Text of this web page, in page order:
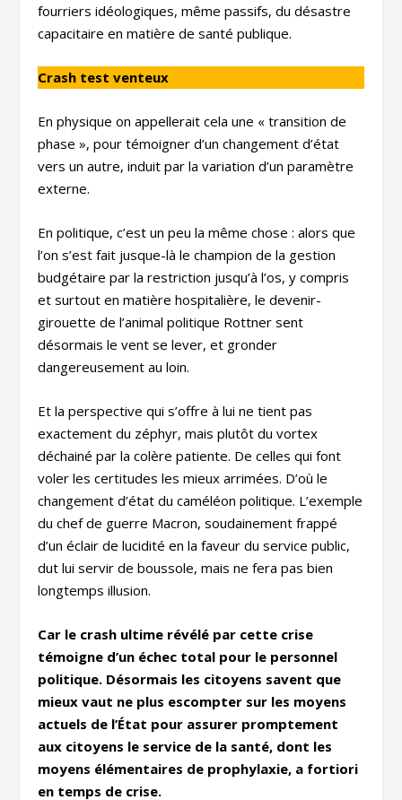
fourriers idéologiques, même passifs, du désastre
capacitaire en matière de santé publique.
Crash test venteux
En physique on appellerait cela une « transition de
phase », pour témoigner d’un changement d’état
vers un autre, induit par la variation d’un paramètre
externe.
En politique, c’est un peu la même chose : alors que
l’on s’est fait jusque-là le champion de la gestion
budgétaire par la restriction jusqu’à l’os, y compris
et surtout en matière hospitalière, le devenir-
girouette de l’animal politique Rottner sent
désormais le vent se lever, et gronder
dangereusement au loin.
Et la perspective qui s’offre à lui ne tient pas
exactement du zéphyr, mais plutôt du vortex
déchainé par la colère patiente. De celles qui font
voler les certitudes les mieux arrimées. D’où le
changement d’état du caméléon politique. L’exemple
du chef de guerre Macron, soudainement frappé
d’un éclair de lucidité en la faveur du service public,
dut lui servir de boussole, mais ne fera pas bien
longtemps illusion.
Car le crash ultime révélé par cette crise
témoigne d’un échec total pour le personnel
politique. Désormais les citoyens savent que
mieux vaut ne plus escompter sur les moyens
actuels de l’État pour assurer promptement
aux citoyens le service de la santé, dont les
moyens élémentaires de prophylaxie, a fortiori
en temps de crise.